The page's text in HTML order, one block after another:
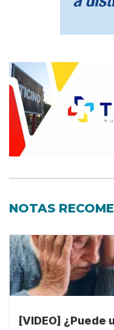
NOTAS
[VIDEO] ¿Puede